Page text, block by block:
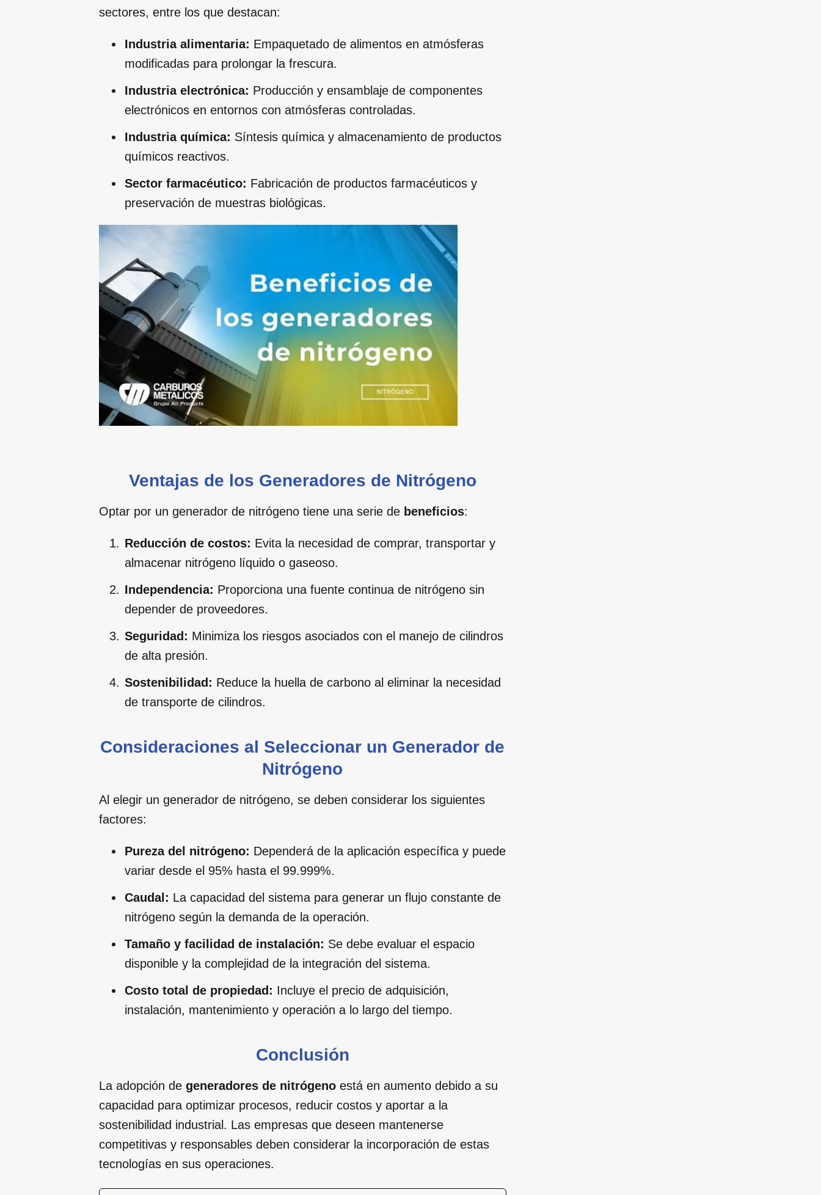
sectores, entre los que destacan:
Industria alimentaria: Empaquetado de alimentos en atmósferas
modificadas para prolongar la frescura.
Industria electrónica: Producción y ensamblaje de componentes
electrónicos en entornos con atmósferas controladas.
Industria química: Síntesis química y almacenamiento de productos
químicos reactivos.
Sector farmacéutico: Fabricación de productos farmacéuticos y
preservación de muestras biológicas.
Ventajas de los Generadores de Nitrógeno
Optar por un generador de nitrógeno tiene una serie de beneficios:
Reducción de costos: Evita la necesidad de comprar, transportar y
almacenar nitrógeno líquido o gaseoso.
Independencia: Proporciona una fuente continua de nitrógeno sin
depender de proveedores.
Seguridad: Minimiza los riesgos asociados con el manejo de cilindros
de alta presión.
Sostenibilidad: Reduce la huella de carbono al eliminar la necesidad
de transporte de cilindros.
Consideraciones al Seleccionar un Generador de
Nitrógeno
Al elegir un generador de nitrógeno, se deben considerar los siguientes
factores:
Pureza del nitrógeno: Dependerá de la aplicación específica y puede
variar desde el 95% hasta el 99.999%.
Caudal: La capacidad del sistema para generar un flujo constante de
nitrógeno según la demanda de la operación.
Tamaño y facilidad de instalación: Se debe evaluar el espacio
disponible y la complejidad de la integración del sistema.
Costo total de propiedad: Incluye el precio de adquisición,
instalación, mantenimiento y operación a lo largo del tiempo.
Conclusión
La adopción de generadores de nitrógeno está en aumento debido a su
capacidad para optimizar procesos, reducir costos y aportar a la
sostenibilidad industrial. Las empresas que deseen mantenerse
competitivas y responsables deben considerar la incorporación de estas
tecnologías en sus operaciones.